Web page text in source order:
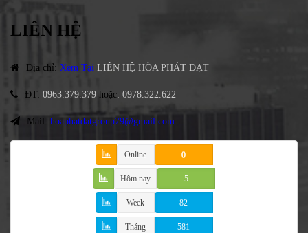
LIÊN HỆ
Địa chỉ: Xem Tại LIÊN HỆ HÒA PHÁT ĐẠT
ĐT: 0963.379.379 hoặc: 0978.322.622
Mail: hoaphatdatgroup79@gmail.com
Online 0
Hôm nay 5
Week 82
Tháng 581